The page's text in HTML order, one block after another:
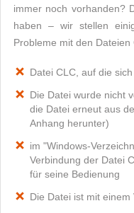
immer noch vorhanden?
haben – wir stellen
Probleme mit den
Datei CLC, auf die
Die Datei wurde nicht
die Datei erneut aus
Anhang herunter)
im "Windows-
Verbindung der Datei
für seine Bedienung
Die Datei ist mit